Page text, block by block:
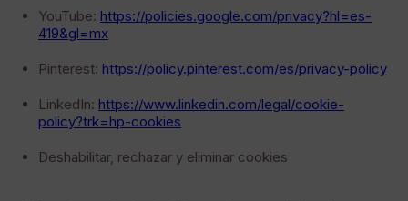
YouTube: https://policies.google.com/privacy?hl=es-
419&gl=mx
Pinterest: https://policy.pinterest.com/es/privacy-policy
LinkedIn: https://www.linkedin.com/legal/cookie-
policy?trk=hp-cookies
Deshabilitar, rechazar y eliminar cookies